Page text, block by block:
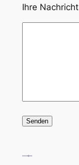
Ihre Nachricht